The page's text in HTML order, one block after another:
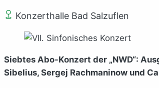
Konzerthalle Bad Salzuflen
Siebtes Abo-Konzert der „NWD“:
Sibelius, Sergej Rachmaninow und